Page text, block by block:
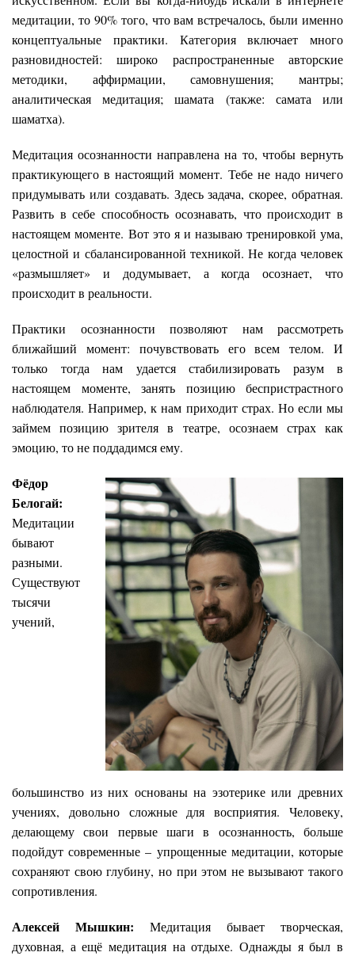
медитации, то 90% того, что вам встречалось, были именно
концептуальные практики. Категория включает много
разновидностей: широко распространенные авторские
методики, аффирмации, самовнушения; мантры;
аналитическая медитация; шамата (также: самата или
шаматха).
Медитация осознанности направлена на то, чтобы вернуть
практикующего в настоящий момент. Тебе не надо ничего
придумывать или создавать. Здесь задача, скорее, обратная.
Развить в себе способность осознавать, что происходит в
настоящем моменте. Вот это я и называю тренировкой ума,
целостной и сбалансированной техникой. Не когда человек
«размышляет» и додумывает, а когда осознает, что
происходит в реальности.
Практики осознанности позволяют нам рассмотреть
ближайший момент: почувствовать его всем телом. И
только тогда нам удается стабилизировать разум в
настоящем моменте, занять позицию беспристрастного
наблюдателя. Например, к нам приходит страх. Но если мы
займем позицию зрителя в театре, осознаем страх как
эмоцию, то не поддадимся ему.
Фёдор
Белогай:
Медитации
бывают
разными.
Существуют
тысячи
учений,
большинство из них основаны на эзотерике или древних
учениях, довольно сложные для восприятия. Человеку,
делающему свои первые шаги в осознанность, больше
подойдут современные – упрощенные медитации, которые
сохраняют свою глубину, но при этом не вызывают такого
сопротивления.
Алексей Мышкин: Медитация бывает творческая,
духовная, а ещё медитация на отдыхе. Однажды я был в